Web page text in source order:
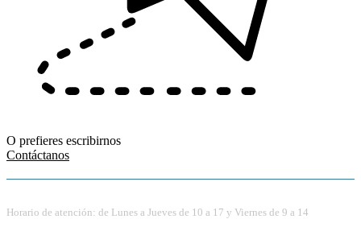
O prefieres escribirnos
Contáctanos
Horario de atención: de Lunes a Jueves de 10 a 17 y Viernes de 9 a 14